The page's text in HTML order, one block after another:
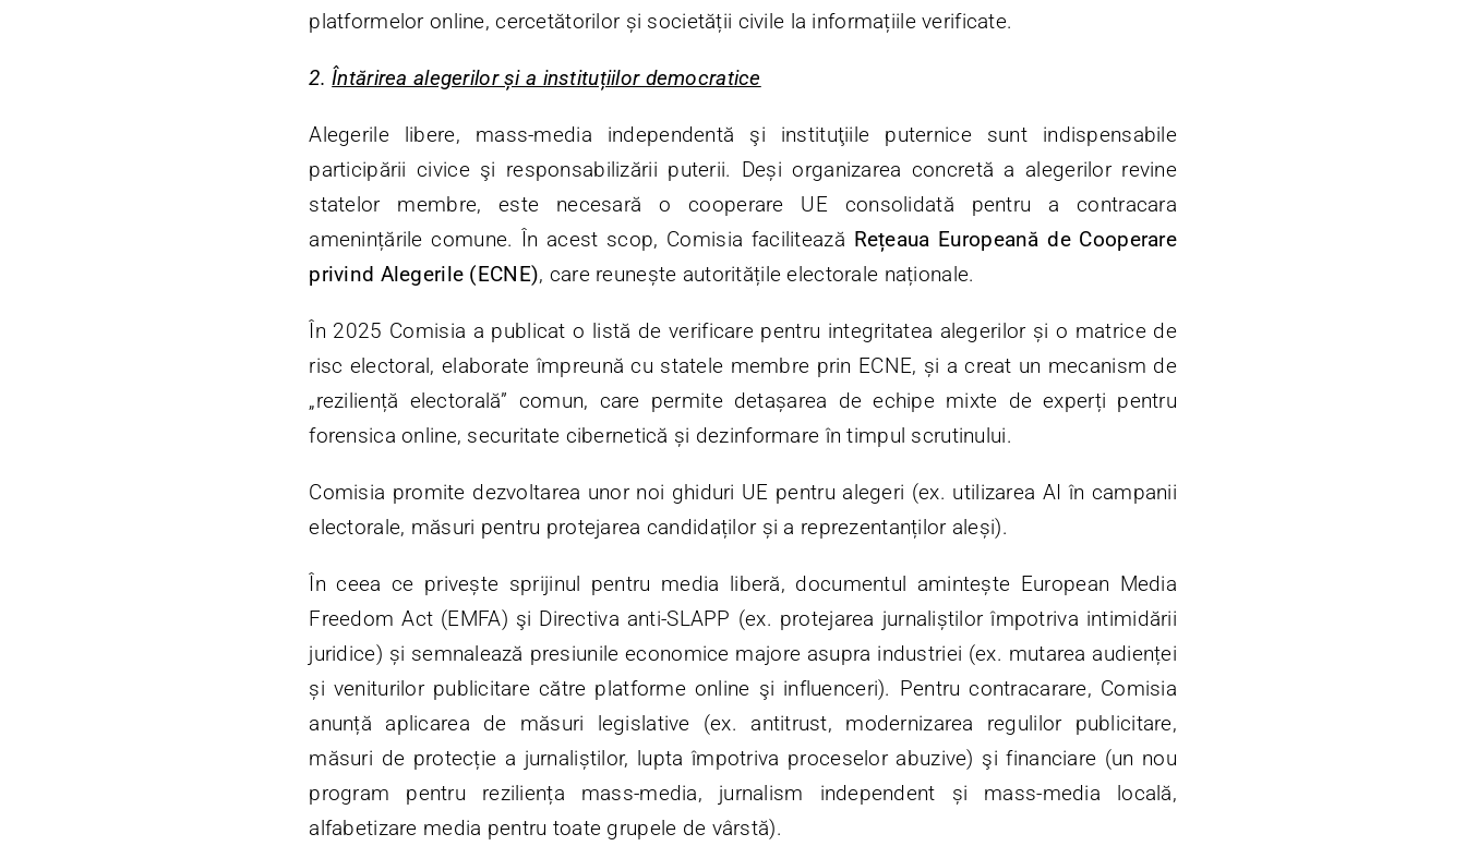
platformelor online, cercetătorilor și societății civile la informațiile verificate.
2.Întărirea alegerilor și a instituțiilor democratice
Alegerile libere, mass-media independentă şi instituţiile puternice sunt indispensabile
participării civice şi responsabilizării puterii. Deși organizarea concretă a alegerilor revine
statelor membre, este necesară o cooperare UE consolidată pentru a contracara
amenințările comune. În acest scop, Comisia facilitează Rețeaua Europeană de Cooperare
privind Alegerile (ECNE), care reunește autoritățile electorale naționale.
În 2025 Comisia a publicat o listă de verificare pentru integritatea alegerilor și o matrice de
risc electoral, elaborate împreună cu statele membre prin ECNE, și a creat un mecanism de
„reziliență electorală” comun, care permite detașarea de echipe mixte de experți pentru
forensica online, securitate cibernetică și dezinformare în timpul scrutinului.
Comisia promite dezvoltarea unor noi ghiduri UE pentru alegeri (ex. utilizarea AI în campanii
electorale, măsuri pentru protejarea candidaților și a reprezentanților aleși).
În ceea ce privește sprijinul pentru media liberă, documentul amintește European Media
Freedom Act (EMFA) şi Directiva anti-SLAPP (ex. protejarea jurnaliștilor împotriva intimidării
juridice) și semnalează presiunile economice majore asupra industriei (ex. mutarea audienței
și veniturilor publicitare către platforme online şi influenceri). Pentru contracarare, Comisia
anunță aplicarea de măsuri legislative (ex. antitrust, modernizarea regulilor publicitare,
măsuri de protecție a jurnaliștilor, lupta împotriva proceselor abuzive) şi financiare (un nou
program pentru reziliența mass-media, jurnalism independent și mass-media locală,
alfabetizare media pentru toate grupele de vârstă).